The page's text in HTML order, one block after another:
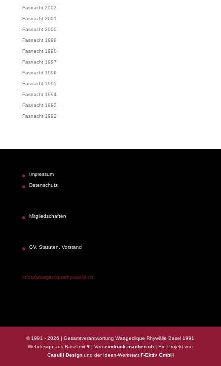
Fasnacht 2002
Fasnacht 2001
Fasnacht 2000
Fasnacht 1999
Fasnacht 1998
Fasnacht 1997
Fasnacht 1996
Fasnacht 1995
Fasnacht 1994
Fasnacht 1993
Fasnacht 1992
Impressum
Datenschutz
Mitgliedschaften
GV, Statuten, Vorstand
info(a)waagecliquerhywaelle.ch
© 1991 - 2026 | Gesamtverantwortung Waageclique Rhywälle Basel 1991
Webdesign aus Basel mit ♥ | Voneindruck-machen.ch | Ein Projekt von
Casulli Designund der Ideen-Werkstatt F-Ektiv GmbH